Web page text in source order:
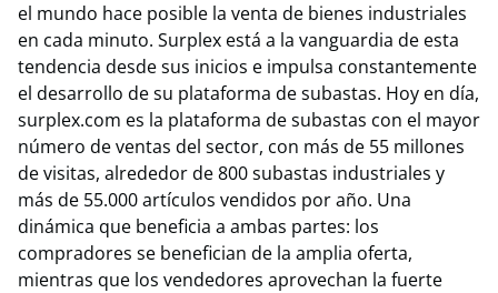
el mundo hace posible la venta de bienes industriales
en cada minuto. Surplex está a la vanguardia de esta
tendencia desde sus inicios e impulsa constantemente
el desarrollo de su plataforma de subastas. Hoy en día,
surplex.com es la plataforma de subastas con el mayor
número de ventas del sector, con más de 55 millones
de visitas, alrededor de 800 subastas industriales y
más de 55.000 artículos vendidos por año. Una
dinámica que beneficia a ambas partes: los
compradores se benefician de la amplia oferta,
mientras que los vendedores aprovechan la fuerte